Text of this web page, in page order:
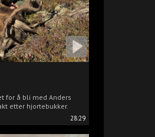
28:29
for å bli med Anders
etter hjortebukker.